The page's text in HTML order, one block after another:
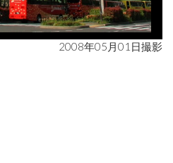
2008年05月01日撮影